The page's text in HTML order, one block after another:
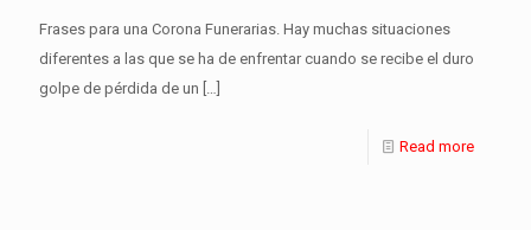
Frases para una Corona Funerarias. Hay muchas situaciones
diferentes a las que se ha de enfrentar cuando se recibe el duro
golpe de pérdida de un […]
Read more